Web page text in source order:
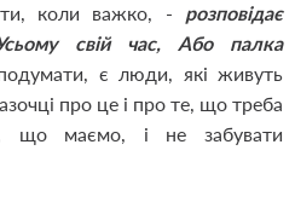
коли важко, - розповідає
свій час, Або палка
є люди, які живуть
про це і про те, що треба
що маємо, і не забувати